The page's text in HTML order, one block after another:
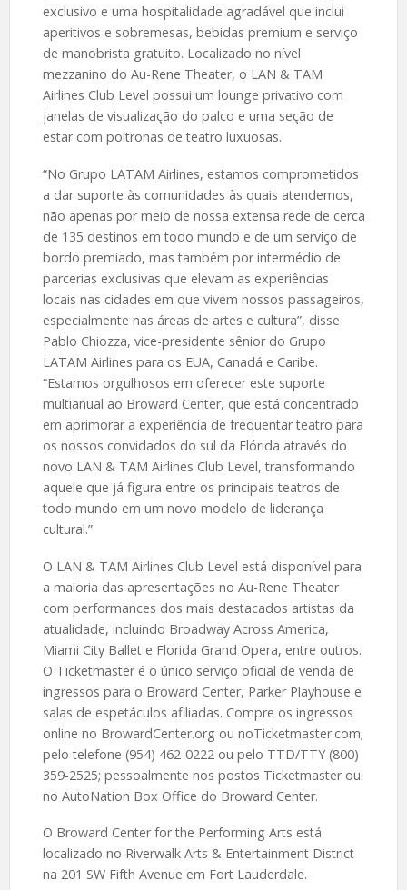
exclusivo e uma hospitalidade agradável que inclui
aperitivos e sobremesas, bebidas premium e serviço
de manobrista gratuito. Localizado no nível
mezzanino do Au-Rene Theater, o LAN & TAM
Airlines Club Level possui um lounge privativo com
janelas de visualização do palco e uma seção de
estar com poltronas de teatro luxuosas.
“No Grupo LATAM Airlines, estamos comprometidos
a dar suporte às comunidades às quais atendemos,
não apenas por meio de nossa extensa rede de cerca
de 135 destinos em todo mundo e de um serviço de
bordo premiado, mas também por intermédio de
parcerias exclusivas que elevam as experiências
locais nas cidades em que vivem nossos passageiros,
especialmente nas áreas de artes e cultura”, disse
Pablo Chiozza, vice-presidente sênior do Grupo
LATAM Airlines para os EUA, Canadá e Caribe.
“Estamos orgulhosos em oferecer este suporte
multianual ao Broward Center, que está concentrado
em aprimorar a experiência de frequentar teatro para
os nossos convidados do sul da Flórida através do
novo LAN & TAM Airlines Club Level, transformando
aquele que já figura entre os principais teatros de
todo mundo em um novo modelo de liderança
cultural.”
O LAN & TAM Airlines Club Level está disponível para
a maioria das apresentações no Au-Rene Theater
com performances dos mais destacados artistas da
atualidade, incluindo Broadway Across America,
Miami City Ballet e Florida Grand Opera, entre outros.
O Ticketmaster é o único serviço oficial de venda de
ingressos para o Broward Center, Parker Playhouse e
salas de espetáculos afiliadas. Compre os ingressos
online no BrowardCenter.org ou noTicketmaster.com;
pelo telefone (954) 462-0222 ou pelo TTD/TTY (800)
359-2525; pessoalmente nos postos Ticketmaster ou
no AutoNation Box Office do Broward Center.
O Broward Center for the Performing Arts está
localizado no Riverwalk Arts & Entertainment District
na 201 SW Fifth Avenue em Fort Lauderdale.